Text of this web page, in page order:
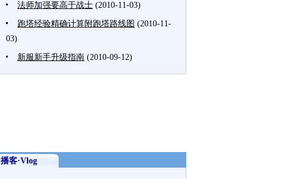
法师加强要高于战士 (2010-11-03)
跑塔经验精确计算附跑塔路线图 (2010-11-
03)
新服新手升级指南 (2010-09-12)
播客·Vlog